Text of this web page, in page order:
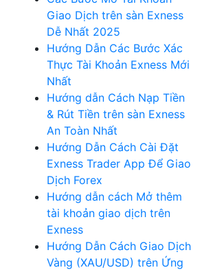
Giao Dịch trên sàn Exness
Dễ Nhất 2025
Hướng Dẫn Các Bước Xác
Thực Tài Khoản Exness Mới
Nhất
Hướng dẫn Cách Nạp Tiền
& Rút Tiền trên sàn Exness
An Toàn Nhất
Hướng Dẫn Cách Cài Đặt
Exness Trader App Để Giao
Dịch Forex
Hướng dẫn cách Mở thêm
tài khoản giao dịch trên
Exness
Hướng Dẫn Cách Giao Dịch
Vàng (XAU/USD) trên Ứng